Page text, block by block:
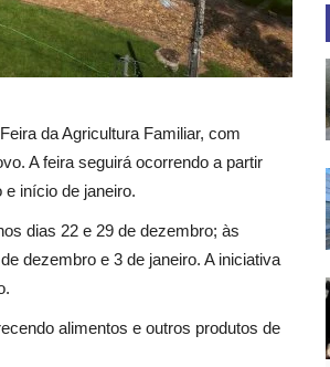
da Agricultura Familiar, com
A feira seguirá ocorrendo a partir
início de janeiro.
dias 22 e 29 de dezembro; às
dezembro e 3 de janeiro. A iniciativa
alimentos e outros produtos de